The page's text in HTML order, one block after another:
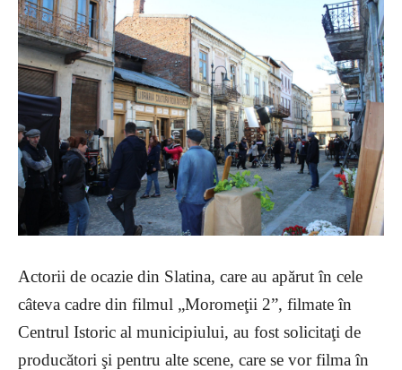
Actorii de ocazie din Slatina, care au apărut în cele
câteva cadre din filmul „Moromeţii 2”, filmate în
Centrul Istoric al municipiului, au fost solicitaţi de
producători şi pentru alte scene, care se vor filma în